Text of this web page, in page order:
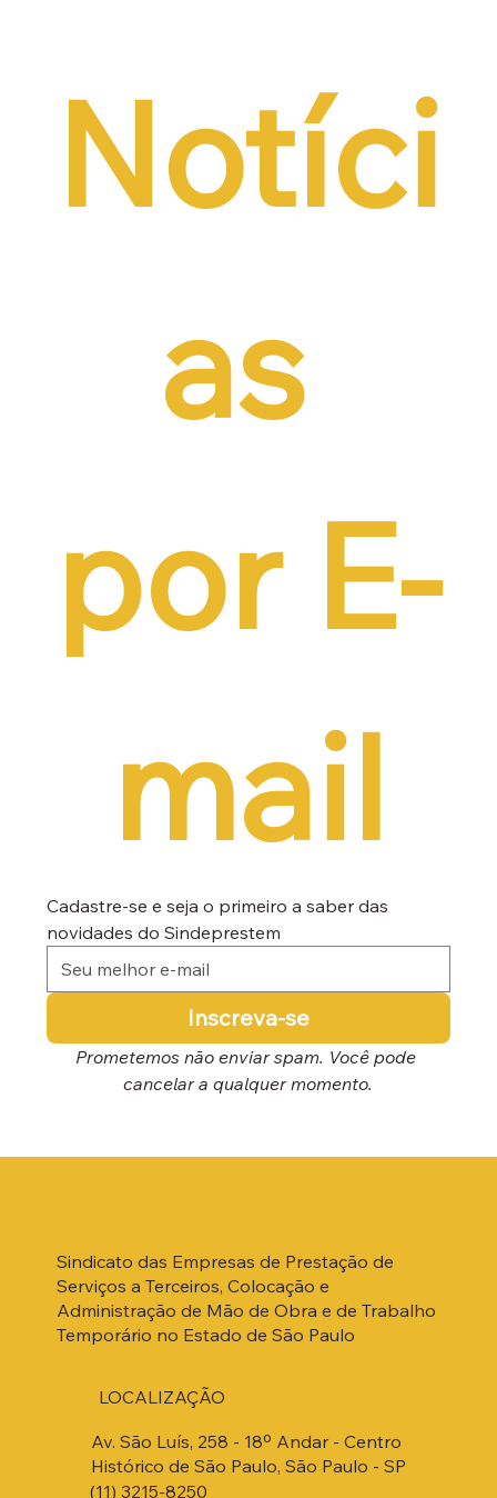
Notíci
as
por E-
mail
Cadastre-se e seja o primeiro a saber das
novidades do Sindeprestem
Inscreva-se
Prometemos não enviar spam. Você pode
cancelar a qualquer momento.
Sindicato das Empresas de Prestação de
Serviços a Terceiros, Colocação e
Administração de Mão de Obra e de Trabalho
Temporário no Estado de São Paulo
Av. São Luís, 258 - 18º Andar - Centro
Histórico de São Paulo, São Paulo - SP
(11) 3215-8250
LOCALIZAÇÃO